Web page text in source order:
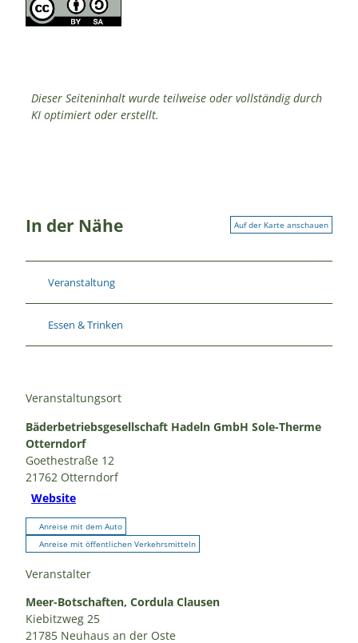
Dieser Seiteninhalt wurde teilweise oder vollständig durch
KI optimiert oder erstellt.
In der Nähe Auf der Karte anschauen
Veranstaltung
Essen & Trinken
Veranstaltungsort
Bäderbetriebsgesellschaft Hadeln GmbH Sole-Therme
Otterndorf
Goethestraße 12
21762 Otterndorf
Website
Anreise mit dem Auto
Anreise mit öffentlichen Verkehrsmitteln
Veranstalter
Meer-Botschaften, Cordula Clausen
Kiebitzweg 25
21785 Neuhaus an der Oste